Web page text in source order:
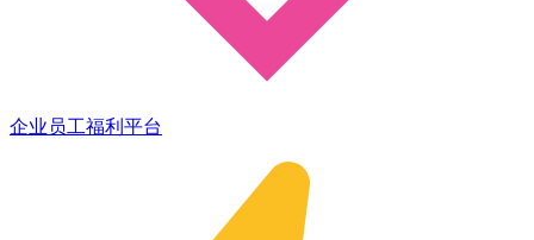
企业员工福利平台